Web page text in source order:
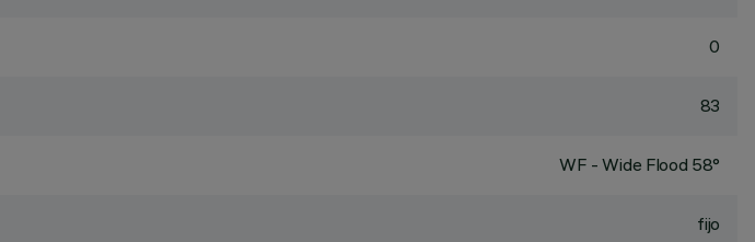
0
83
WF - Wide Flood 58°
fijo